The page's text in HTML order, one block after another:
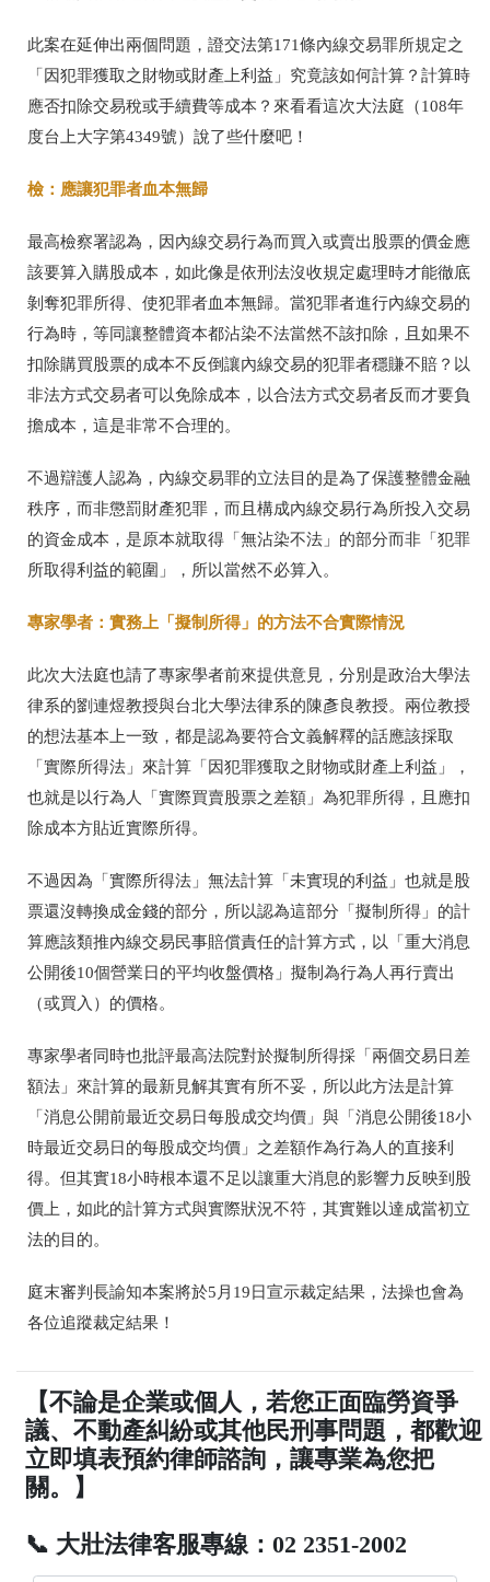
此案在延伸出兩個問題，證交法第171條內線交易罪所規定之
「因犯罪獲取之財物或財產上利益」究竟該如何計算？計算時
應否扣除交易稅或手續費等成本？來看看這次大法庭（108年
度台上大字第4349號）說了些什麼吧！
檢：應讓犯罪者血本無歸
最高檢察署認為，因內線交易行為而買入或賣出股票的價金應
該要算入購股成本，如此像是依刑法沒收規定處理時才能徹底
剝奪犯罪所得、使犯罪者血本無歸。當犯罪者進行內線交易的
行為時，等同讓整體資本都沾染不法當然不該扣除，且如果不
扣除購買股票的成本不反倒讓內線交易的犯罪者穩賺不賠？以
非法方式交易者可以免除成本，以合法方式交易者反而才要負
擔成本，這是非常不合理的。
不過辯護人認為，內線交易罪的立法目的是為了保護整體金融
秩序，而非懲罰財產犯罪，而且構成內線交易行為所投入交易
的資金成本，是原本就取得「無沾染不法」的部分而非「犯罪
所取得利益的範圍」，所以當然不必算入。
專家學者：實務上「擬制所得」的方法不合實際情況
此次大法庭也請了專家學者前來提供意見，分別是政治大學法
律系的劉連煜教授與台北大學法律系的陳彥良教授。兩位教授
的想法基本上一致，都是認為要符合文義解釋的話應該採取
「實際所得法」來計算「因犯罪獲取之財物或財產上利益」，
也就是以行為人「實際買賣股票之差額」為犯罪所得，且應扣
除成本方貼近實際所得。
不過因為「實際所得法」無法計算「未實現的利益」也就是股
票還沒轉換成金錢的部分，所以認為這部分「擬制所得」的計
算應該類推內線交易民事賠償責任的計算方式，以「重大消息
公開後10個營業日的平均收盤價格」擬制為行為人再行賣出
（或買入）的價格。
專家學者同時也批評最高法院對於擬制所得採「兩個交易日差
額法」來計算的最新見解其實有所不妥，所以此方法是計算
「消息公開前最近交易日每股成交均價」與「消息公開後18小
時最近交易日的每股成交均價」之差額作為行為人的直接利
得。但其實18小時根本還不足以讓重大消息的影響力反映到股
價上，如此的計算方式與實際狀況不符，其實難以達成當初立
法的目的。
庭末審判長諭知本案將於5 月 19 日宣示裁定結果，法操也會為
各位追蹤裁定結果！
【不論是企業或個人，若您正面臨勞資爭
議、不動產糾紛或其他民刑事問題，都歡迎
立即填表預約律師諮詢，讓專業為您把
關。】
📞 大壯法律客服專線：02 2351-2002